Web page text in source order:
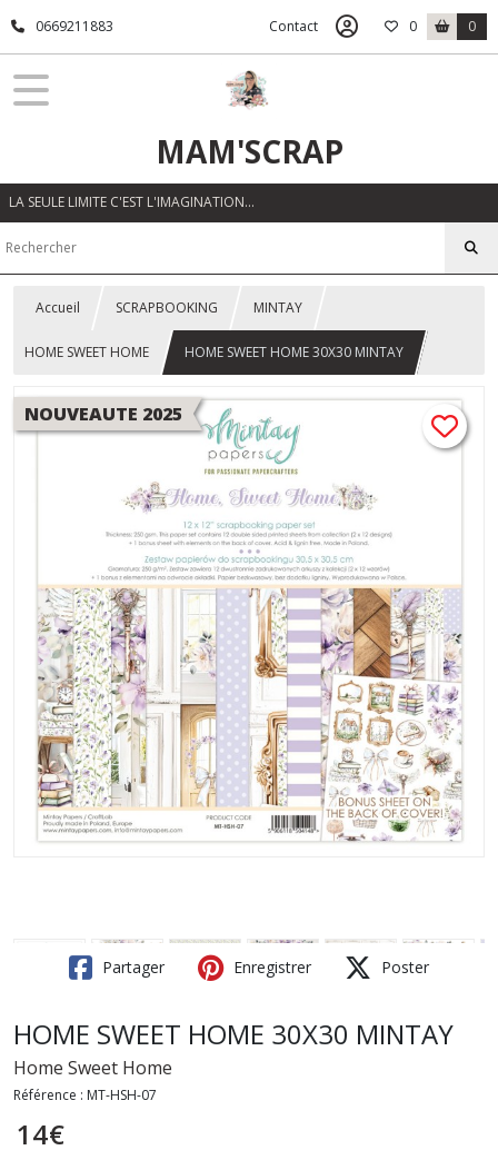
0669211883 Contact 0 0
MAM'SCRAP
LA SEULE LIMITE C'EST L'IMAGINATION…
Accueil SCRAPBOOKING MINTAY
HOME SWEET HOME HOME SWEET HOME 30X30 MINTAY
NOUVEAUTE 2025
Partager Enregistrer Poster
HOME SWEET HOME 30X30 MINTAY
Home Sweet Home
Référence : MT-HSH-07
14€